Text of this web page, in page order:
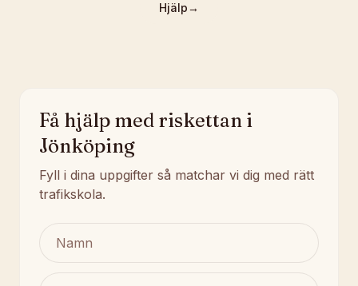
Hjälp→
Få hjälp med riskettan i
Jönköping
Fyll i dina uppgifter så matchar vi dig med rätt
trafikskola.